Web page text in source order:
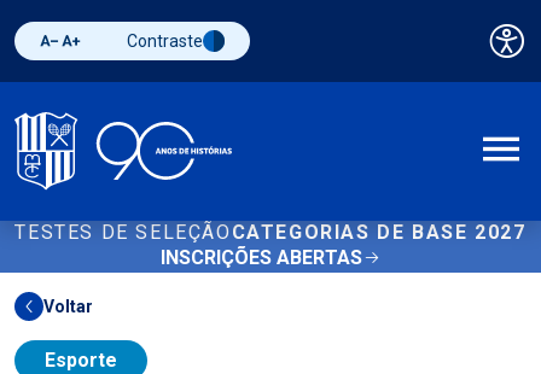
Diminuir fonte
Aumentar fonteAlternar contraste
Contraste
TESTES DE SELEÇÃO CATEGORIAS DE BASE 2027
INSCRIÇÕES ABERTAS
Voltar
Esporte